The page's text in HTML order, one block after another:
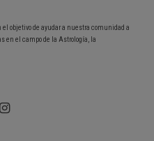
objetivo de ayudar a nuestra comunidad a
en el campo de la Astrología, la